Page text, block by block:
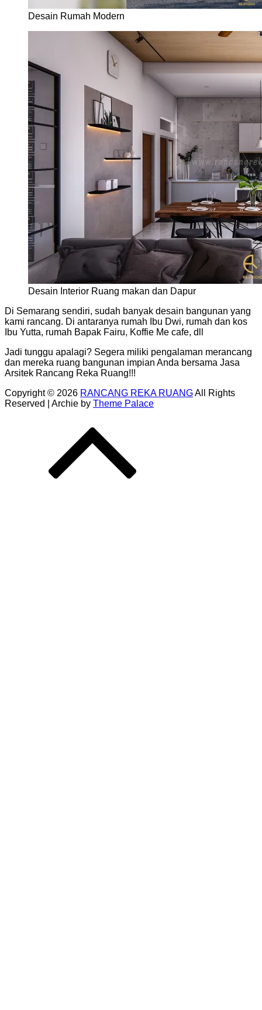
Desain Rumah Modern
Desain Interior Ruang makan dan Dapur
Di Semarang sendiri, sudah banyak desain bangunan yang
kami rancang. Di antaranya rumah Ibu Dwi, rumah dan kos
Ibu Yutta, rumah Bapak Fairu, Koffie Me cafe, dll
Jadi tunggu apalagi? Segera miliki pengalaman merancang
dan mereka ruang bangunan impian Anda bersama Jasa
Arsitek Rancang Reka Ruang!!!
Copyright © 2026 RANCANG REKA RUANGAll Rights
Reserved | Archie by Theme Palace